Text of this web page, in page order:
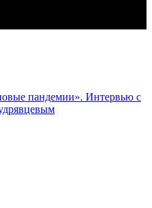
пандемии». Интервью с